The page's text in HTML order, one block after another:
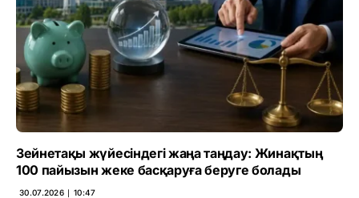
Зейнетақы жүйесіндегі жаңа таңдау: Жинақтың
100 пайызын жеке басқаруға беруге болады
30.07.2026 ∣ 10:47